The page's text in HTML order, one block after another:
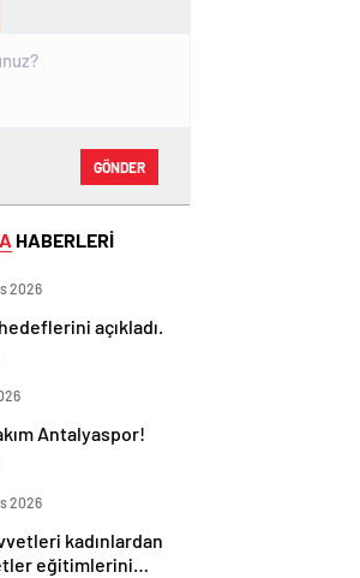
GÖNDER
HABERLERİ
2026
açıkladı.
Antalyaspor!
2026
kadınlardan
eğitimlerini